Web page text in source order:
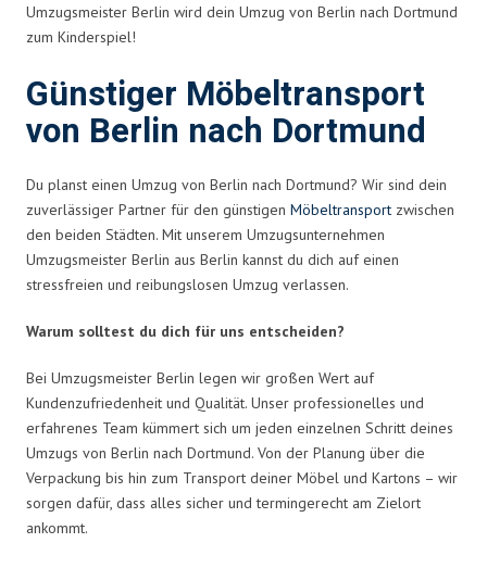
Umzugsmeister Berlin wird dein Umzug von Berlin nach Dortmund
zum Kinderspiel!
Günstiger Möbeltransport
von Berlin nach Dortmund
Du planst einen Umzug von Berlin nach Dortmund? Wir sind dein
zuverlässiger Partner für den günstigen Möbeltransport zwischen
den beiden Städten. Mit unserem Umzugsunternehmen
Umzugsmeister Berlin aus Berlin kannst du dich auf einen
stressfreien und reibungslosen Umzug verlassen.
Warum solltest du dich für uns entscheiden?
Bei Umzugsmeister Berlin legen wir großen Wert auf
Kundenzufriedenheit und Qualität. Unser professionelles und
erfahrenes Team kümmert sich um jeden einzelnen Schritt deines
Umzugs von Berlin nach Dortmund. Von der Planung über die
Verpackung bis hin zum Transport deiner Möbel und Kartons – wir
sorgen dafür, dass alles sicher und termingerecht am Zielort
ankommt.